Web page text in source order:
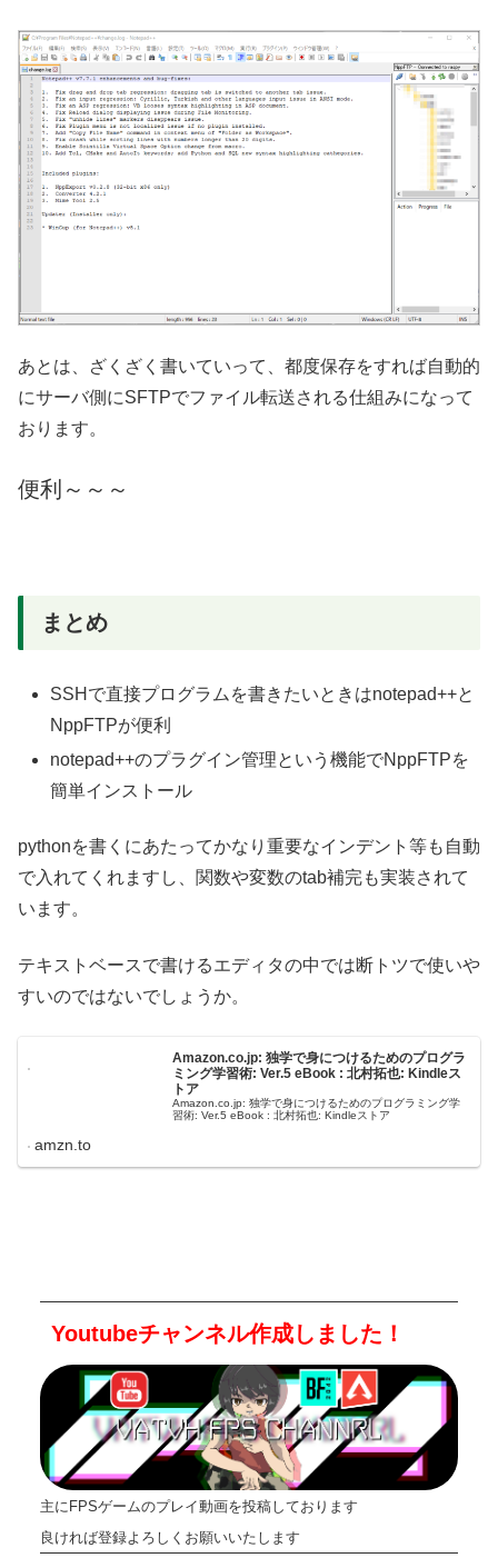
あとは、ざくざく書いていって、都度保存をすれば自動的
にサーバ側にSFTPでファイル転送される仕組みになって
おります。
便利～～～
まとめ
SSHで直接プログラムを書きたいときはnotepad++と
NppFTPが便利
notepad++のプラグイン管理という機能でNppFTPを
簡単インストール
pythonを書くにあたってかなり重要なインデント等も自動
で入れてくれますし、関数や変数のtab補完も実装されて
います。
テキストベースで書けるエディタの中では断トツで使いや
すいのではないでしょうか。
Amazon.co.jp: 独学で身につけるためのプログラ
ミング学習術: Ver.5 eBook : 北村拓也: Kindleス
トア
Amazon.co.jp: 独学で身につけるためのプログラミング学
習術: Ver.5 eBook : 北村拓也: Kindleストア
amzn.to
Youtubeチャンネル作成しました！
主にFPSゲームのプレイ動画を投稿しております
良ければ登録よろしくお願いいたします